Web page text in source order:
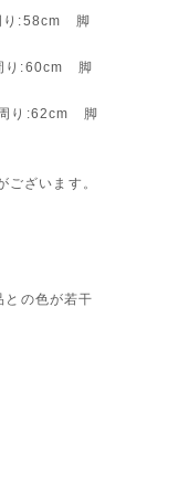
:58cm 脚
り:60cm 脚
り:62cm 脚
ざいます。
の色が若干